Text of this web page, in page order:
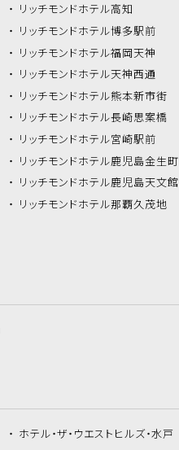
リッチモンドホテル高知
リッチモンドホテル博多駅前
リッチモンドホテル福岡天神
リッチモンドホテル天神西通
リッチモンドホテル熊本新市街
リッチモンドホテル長崎思案橋
リッチモンドホテル宮崎駅前
リッチモンドホテル鹿児島金生町
リッチモンドホテル鹿児島天文館
リッチモンドホテル那覇久茂地
ホテル・ザ・ ウエストヒルズ・水戸